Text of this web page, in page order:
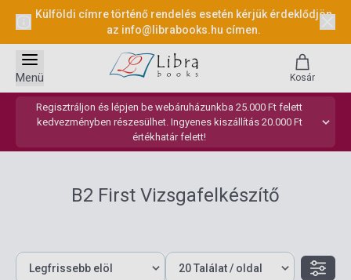
Külföldi címre történő rendelés esetén kérjük érdeklődjön
az info@librabooks.hu címen.
Regisztráljon és lépjen be webáruházunkba 25.000 Ft felett
kedvezményben részesülhet. Ingyenes kiszállítás 20.000 Ft
értékhatár felett!
Menü Kosár
B2 First Vizsgafelkészítő